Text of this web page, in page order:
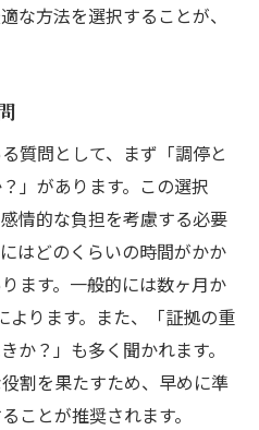
な方法を選択することが、
質問として、まず「調停と
」があります。この選択
情的な負担を考慮する必要
はどのくらいの時間がかか
ます。一般的には数ヶ月か
よります。また、「証拠の重
か？」も多く聞かれます。
割を果たすため、早めに準
ことが推奨されます。